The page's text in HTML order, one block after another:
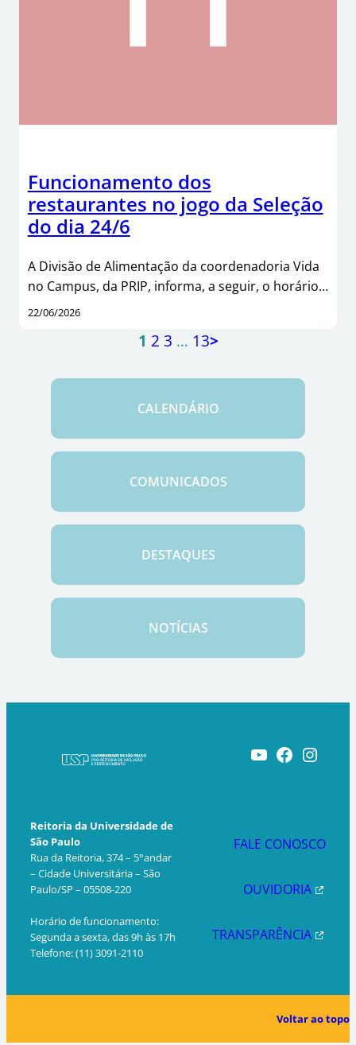
Funcionamento dos
restaurantes no jogo da Seleção
do dia 24/6
A Divisão de Alimentação da coordenadoria Vida
no Campus, da PRIP, informa, a seguir, o horário…
22/06/2026
1 2 3 … 13>
CALENDÁRIO
COMUNICADOS
DESTAQUES
NOTÍCIAS
Youtube Facebook Instagram
Reitoria da Universidade de
São Paulo
Rua da Reitoria, 374 – 5°andar
– Cidade Universitária – São
Paulo/SP – 05508-220
Horário de funcionamento:
Segunda a sexta, das 9h às 17h
Telefone: (11) 3091-2110
FALE CONOSCO
OUVIDORIA
TRANSPARÊNCIA
Voltar ao topo